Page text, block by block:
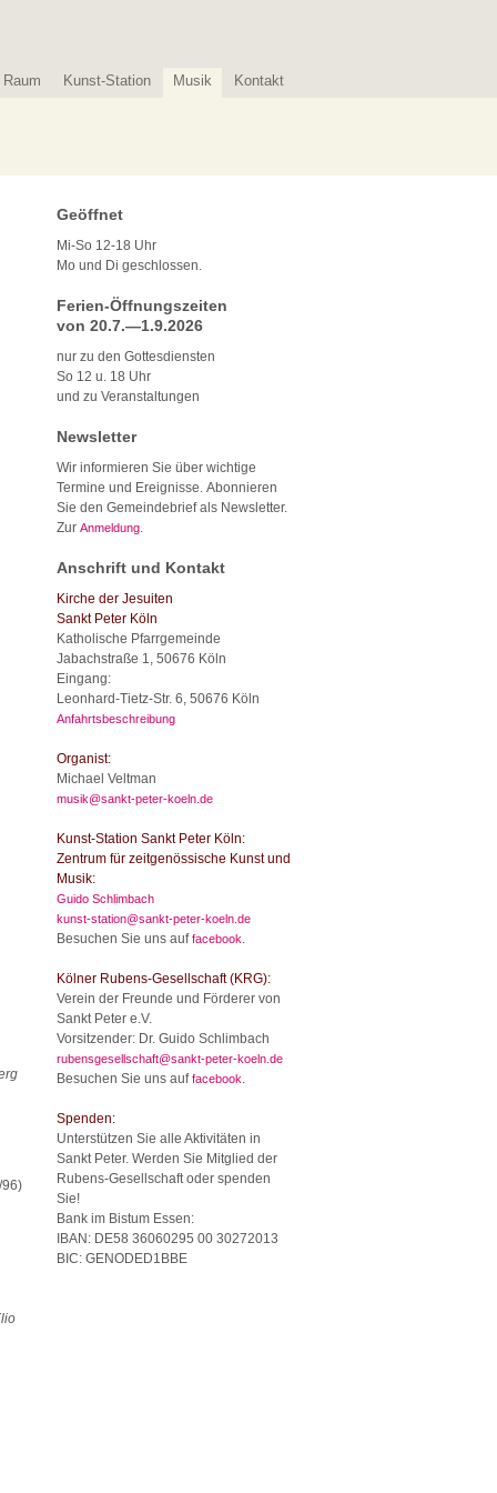
Raum Kunst-Station Musik Kontakt
Geöffnet
Mi-So 12-18 Uhr
Mo und Di geschlossen.
Ferien-Öffnungszeiten
von 20.7.—1.9.2026
nur zu den Gottesdiensten
So 12 u. 18 Uhr
und zu Veranstaltungen
Newsletter
Wir informieren Sie über wichtige
Termine und Ereignisse. Abonnieren
Sie den Gemeindebrief als Newsletter.
Zur Anmeldung.
Anschrift und Kontakt
Kirche der Jesuiten
Sankt Peter Köln
Katholische Pfarrgemeinde
Jabachstraße 1, 50676 Köln
Eingang:
Leonhard-Tietz-Str. 6, 50676 Köln
Anfahrtsbeschreibung
Organist:
Michael Veltman
musik@sankt-peter-koeln.de
Kunst-Station Sankt Peter Köln:
Zentrum für zeitgenössische Kunst und
Musik:
Guido Schlimbach
kunst-station@sankt-peter-koeln.de
Besuchen Sie uns auffacebook.
Kölner Rubens-Gesellschaft (KRG):
Verein der Freunde und Förderer von
Sankt Peter e.V.
Vorsitzender: Dr. Guido Schlimbach
rubensgesellschaft@sankt-peter-koeln.de
Besuchen Sie uns auffacebook.
Spenden:
Unterstützen Sie alle Aktivitäten in
Sankt Peter. Werden Sie Mitglied der
Rubens-Gesellschaft oder spenden
Sie!
Bank im Bistum Essen:
IBAN: DE58 36060295 00 30272013
BIC: GENODED1BBE